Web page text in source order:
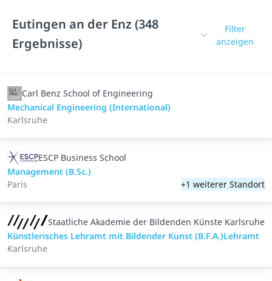
Eutingen an der Enz (348
Ergebnisse)
Filter
anzeigen
Carl Benz School of Engineering
Mechanical Engineering (International)
Karlsruhe
ESCP Business School
Management (B.Sc.)
Paris
+1 weiterer Standort
Staatliche Akademie der Bildenden Künste Karlsruhe
Künstlerisches Lehramt mit Bildender Kunst (B.F.A.)Lehramt
Karlsruhe